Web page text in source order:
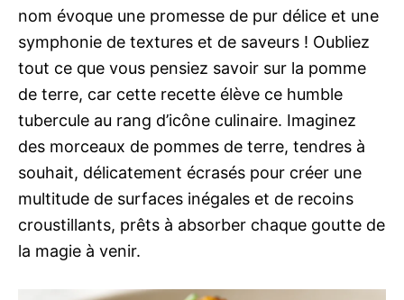
nom évoque une promesse de pur délice et une
symphonie de textures et de saveurs ! Oubliez
tout ce que vous pensiez savoir sur la pomme
de terre, car cette recette élève ce humble
tubercule au rang d’icône culinaire. Imaginez
des morceaux de pommes de terre, tendres à
souhait, délicatement écrasés pour créer une
multitude de surfaces inégales et de recoins
croustillants, prêts à absorber chaque goutte de
la magie à venir.